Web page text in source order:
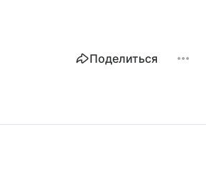
Поделиться